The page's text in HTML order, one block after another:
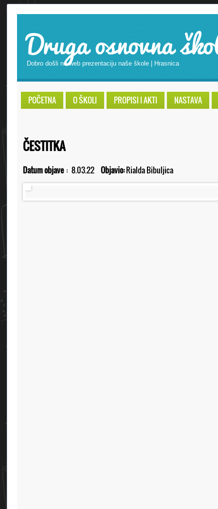
Druga osnovna
Dobro došli na web prezentaciju naše škole | Hrasnica
POČETNA O ŠKOLI PROPISI I AKTI NASTAVA
ČESTITKA
Datum objave : 8.03.22 Objavio:Rialda Bibuljica